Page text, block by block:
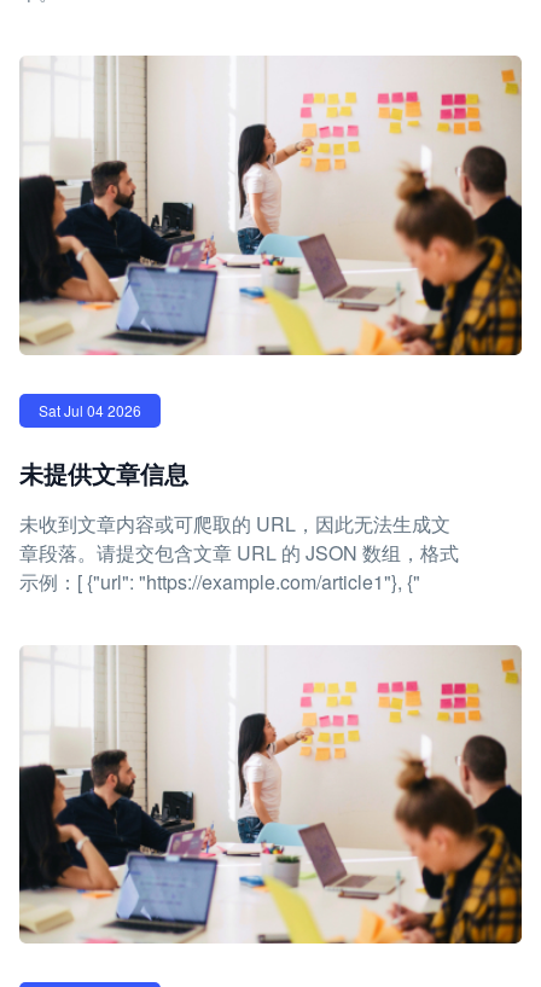
Sat Jul 04 2026
未提供文章信息
未收到文章内容或可爬取的 URL，因此无法生成文
章段落。请提交包含文章 URL 的 JSON 数组，格式
示例：[ {"url": "https://example.com/article1"}, {"